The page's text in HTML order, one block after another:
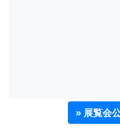
» 展覧会